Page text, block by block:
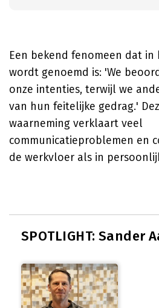
Een bekend fenomeen dat
wordt genoemd is: 'We
onze intenties, terwijl we
van hun feitelijke gedrag.'
waarneming verklaart veel
communicatieproblemen en
de werkvloer als in
SPOTLIGHT: Sander